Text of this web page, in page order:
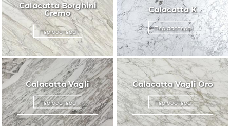
Calacatta Borghini
Cremo
Περισσότερα
Calacatta K
Περισσότερα
Calacatta Vagli
Περισσότερα
Calacatta Vagli Oro
Περισσότερα